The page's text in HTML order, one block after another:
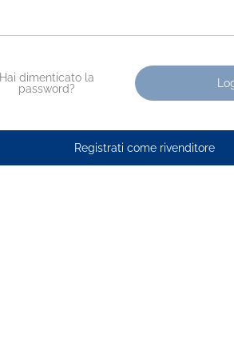
Hai dimenticato la
password?
Registrati come rivenditore